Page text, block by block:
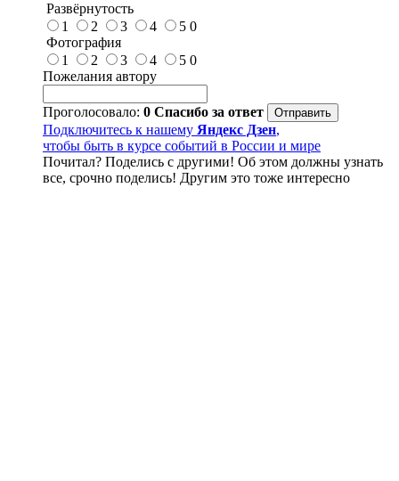
Развёрнутость
1
2 3 4 5 0
Фотография
1
2 3 4 5 0
Пожелания автору
Проголосовало: 0 Спасибо за ответ
Подключитесь к нашему Яндекс Дзен,
чтобы быть в курсе событий в России и мире
Почитал? Поделись с другими! Об этом должны узнать
все, срочно поделись! Другим это тоже интересно